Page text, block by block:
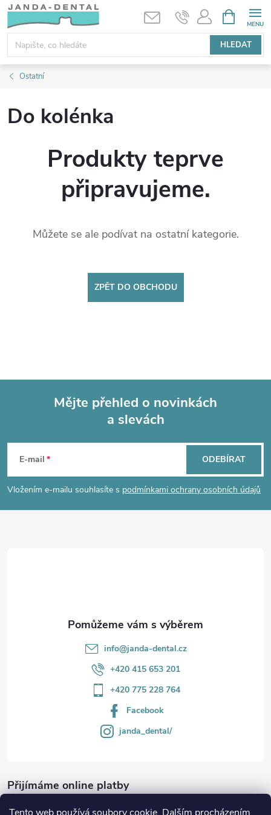
Přejít
obsah
HLEDAT
NÁKUPNÍ
KOŠÍK
Ostatní
Do kolénka
Produkty teprve
připravujeme.
Můžete se ale podívat na ostatní kategorie.
ZPĚT DO OBCHODU
p
Mějte přehled o novinkách
a slevách
E-mail
Vložením e-mailu souhlasíte s podmínkami ochrany osobních údajů
ODEBÍRAT
info@janda-dental.cz
+420 415 653 201
+420 775 228 764
Facebook
janda_dental/
Přijímáme online platby